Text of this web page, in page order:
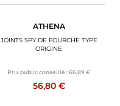
ATHENA
JOINTS SPY DE FOURCHE TYPE
ORIGINE
Prix public conseillé :66,89 €
56,80 €